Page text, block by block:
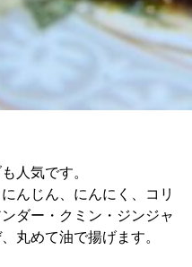
人気です。
んじん、にんにく、コリ
ダー・クミン・ジンジャ
丸めて油で揚げます。